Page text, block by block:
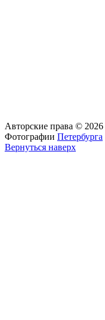
Авторские права © 2026
Фотографии Петербурга
Вернуться наверх